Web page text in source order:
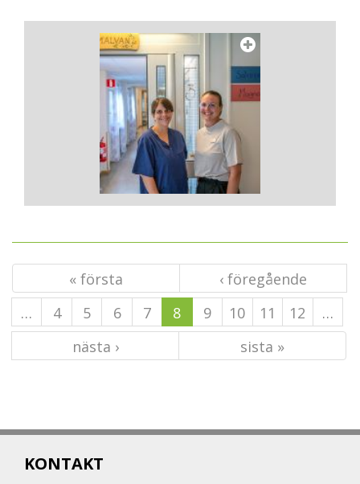
« första
‹ föregående
…
4 5 6 7 8 9 10 11 12
…
nästa ›
sista »
KONTAKT